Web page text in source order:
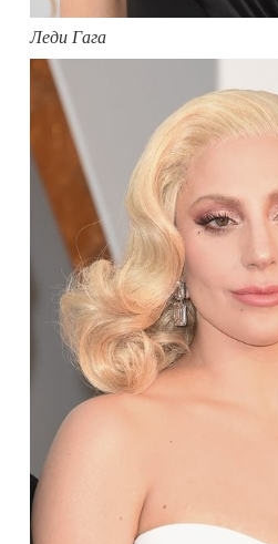
Леди Гага